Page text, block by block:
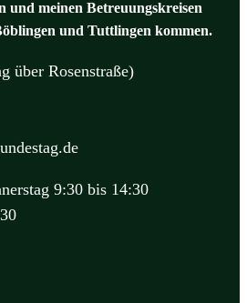
und meinen Betreuungskreisen
und Tuttlingen kommen.
über Rosenstraße)
9:30 bis 14:30